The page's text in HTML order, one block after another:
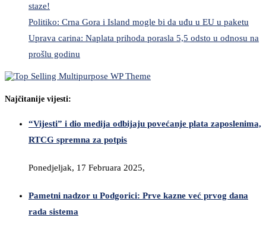
staze!
Politiko: Crna Gora i Island mogle bi da uđu u EU u paketu
Uprava carina: Naplata prihoda porasla 5,5 odsto u odnosu na
prošlu godinu
Najčitanije vijesti:
“Vijesti” i dio medija odbijaju povećanje plata zaposlenima,
RTCG spremna za potpis
Ponedjeljak, 17 Februara 2025,
Pametni nadzor u Podgorici: Prve kazne već prvog dana
rada sistema